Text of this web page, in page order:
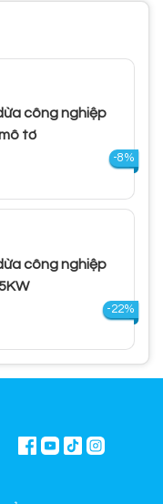
công nghiệp
tơ
-8%
công nghiệp
-22%